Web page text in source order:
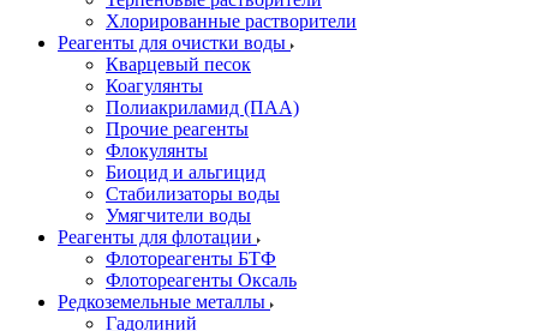
Хлорированные растворители
Реагенты для очистки воды
Кварцевый песок
Коагулянты
Полиакриламид (ПАА)
Прочие реагенты
Флокулянты
Биоцид и альгицид
Стабилизаторы воды
Умягчители воды
Реагенты для флотации
Флотореагенты БТФ
Флотореагенты Оксаль
Редкоземельные металлы
Гадолиний